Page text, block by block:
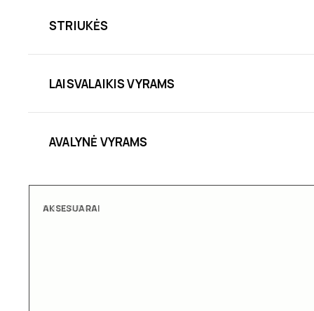
STRIUKĖS
LAISVALAIKIS VYRAMS
AVALYNĖ VYRAMS
AKSESUARAI